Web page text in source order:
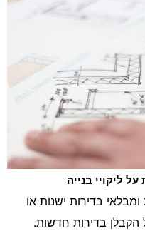
ליקויי בנייה
ומבלאי בדירות ישנות או
הקבלן בדירות חדשות.